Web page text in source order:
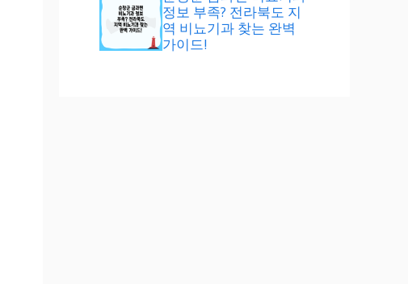
정보 부족? 전라북도 지
역 비뇨기과 찾는 완벽
가이드!